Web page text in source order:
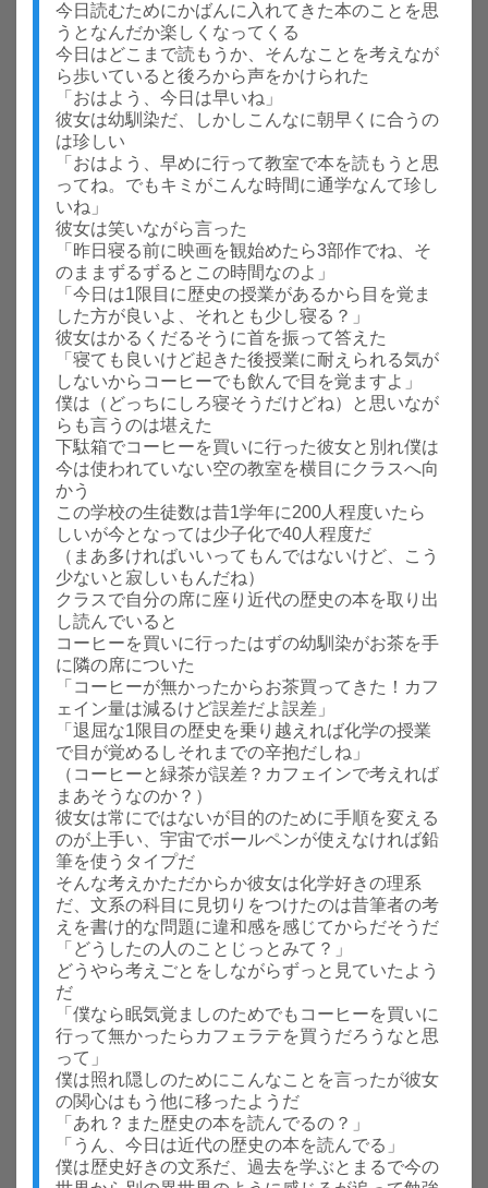
今日読むためにかばんに入れてきた本のことを思
うとなんだか楽しくなってくる
今日はどこまで読もうか、そんなことを考えなが
ら歩いていると後ろから声をかけられた
「おはよう、今日は早いね」
彼女は幼馴染だ、しかしこんなに朝早くに合うの
は珍しい
「おはよう、早めに行って教室で本を読もうと思
ってね。でもキミがこんな時間に通学なんて珍し
いね」
彼女は笑いながら言った
「昨日寝る前に映画を観始めたら3部作でね、そ
のままずるずるとこの時間なのよ」
「今日は1限目に歴史の授業があるから目を覚ま
した方が良いよ、それとも少し寝る？」
彼女はかるくだるそうに首を振って答えた
「寝ても良いけど起きた後授業に耐えられる気が
しないからコーヒーでも飲んで目を覚ますよ」
僕は（どっちにしろ寝そうだけどね）と思いなが
らも言うのは堪えた
下駄箱でコーヒーを買いに行った彼女と別れ僕は
今は使われていない空の教室を横目にクラスへ向
かう
この学校の生徒数は昔1学年に200人程度いたら
しいが今となっては少子化で40人程度だ
（まあ多ければいいってもんではないけど、こう
少ないと寂しいもんだね）
クラスで自分の席に座り近代の歴史の本を取り出
し読んでいると
コーヒーを買いに行ったはずの幼馴染がお茶を手
に隣の席についた
「コーヒーが無かったからお茶買ってきた！カフ
ェイン量は減るけど誤差だよ誤差」
「退屈な1限目の歴史を乗り越えれば化学の授業
で目が覚めるしそれまでの辛抱だしね」
（コーヒーと緑茶が誤差？カフェインで考えれば
まあそうなのか？）
彼女は常にではないが目的のために手順を変える
のが上手い、宇宙でボールペンが使えなければ鉛
筆を使うタイプだ
そんな考えかただからか彼女は化学好きの理系
だ、文系の科目に見切りをつけたのは昔筆者の考
えを書け的な問題に違和感を感じてからだそうだ
「どうしたの人のことじっとみて？」
どうやら考えごとをしながらずっと見ていたよう
だ
「僕なら眠気覚ましのためでもコーヒーを買いに
行って無かったらカフェラテを買うだろうなと思
って」
僕は照れ隠しのためにこんなことを言ったが彼女
の関心はもう他に移ったようだ
「あれ？また歴史の本を読んでるの？」
「うん、今日は近代の歴史の本を読んでる」
僕は歴史好きの文系だ、過去を学ぶとまるで今の